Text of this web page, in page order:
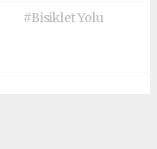
#Bisiklet Yolu